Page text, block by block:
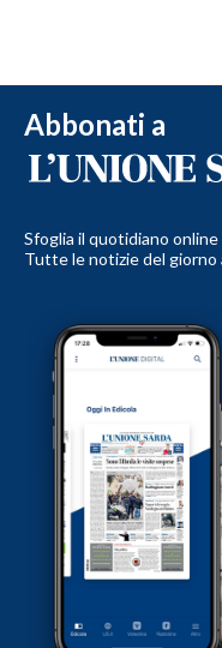
Abbonati a
Sfoglia il quotidiano
Tutte le notizie del